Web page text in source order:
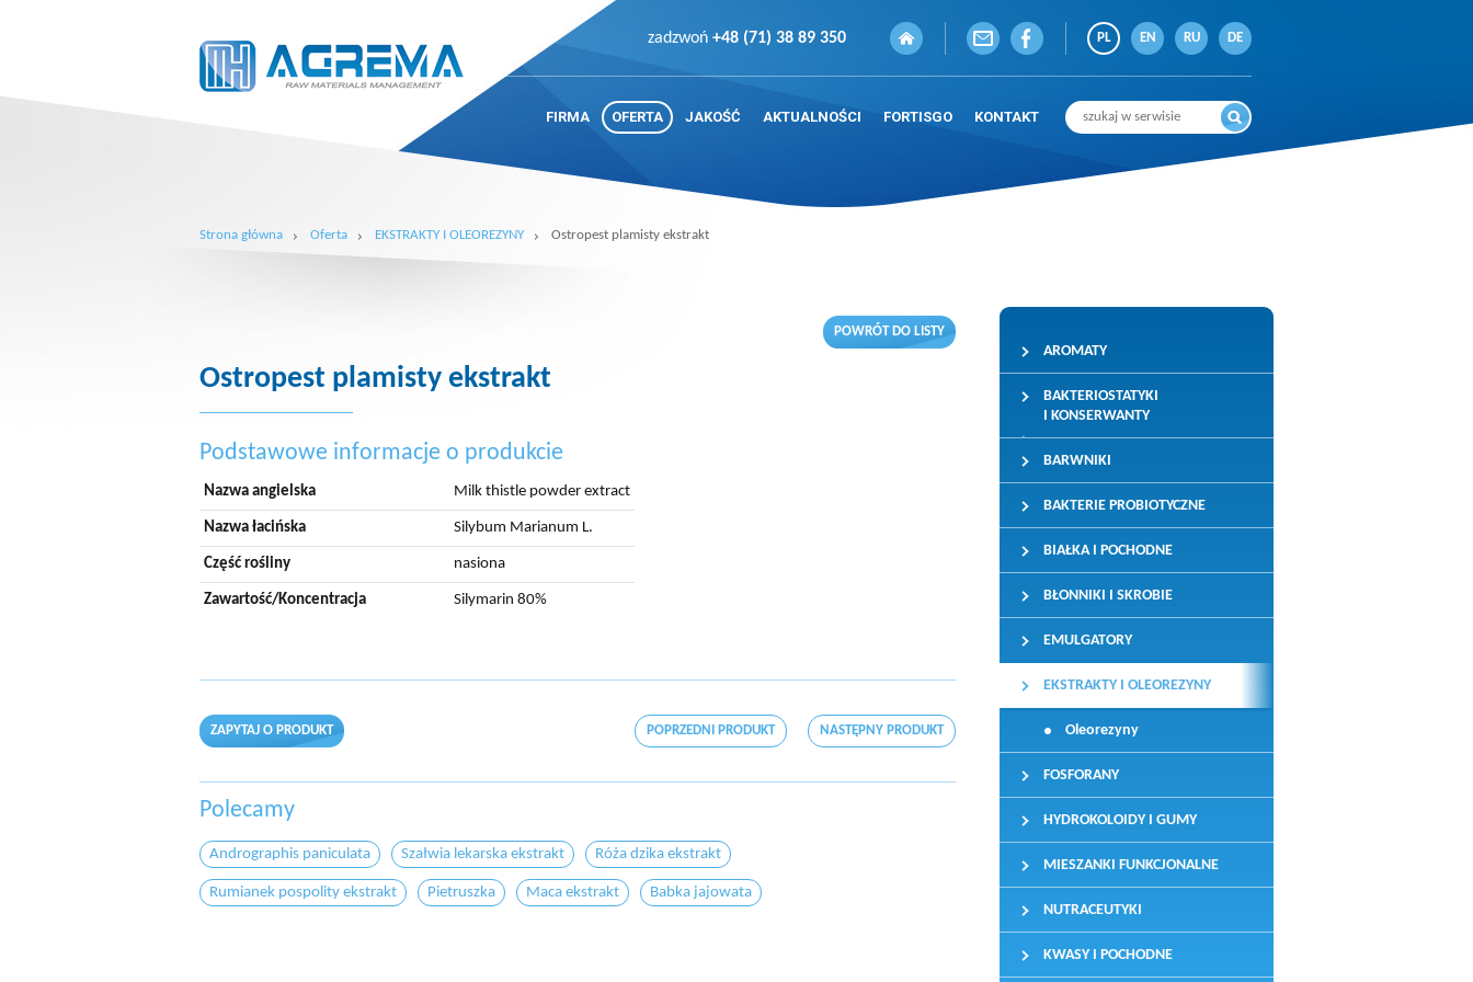
zadzwoń +48 (71) 38 89 350 PL EN RU DE
FIRMA OFERTA JAKOŚĆ AKTUALNOŚCI FORTISGO KONTAKT
Strona główna Oferta EKSTRAKTY I OLEOREZYNY Ostropest plamisty ekstrakt
AROMATY
BAKTERIOSTATYKI
I KONSERWANTY
BARWNIKI
BAKTERIE PROBIOTYCZNE
BIAŁKA I POCHODNE
BŁONNIKI I SKROBIE
EMULGATORY
EKSTRAKTY I OLEOREZYNY
Oleorezyny
FOSFORANY
HYDROKOLOIDY I GUMY
MIESZANKI FUNKCJONALNE
NUTRACEUTYKI
KWASY I POCHODNE
POWRÓT DO LISTY
Ostropest plamisty ekstrakt
Podstawowe informacje o produkcie
Nazwa angielska Milk thistle powder extract
Nazwa łacińska Silybum Marianum L.
Część rośliny nasiona
Zawartość/Koncentracja Silymarin 80%
ZAPYTAJ O PRODUKT POPRZEDNI PRODUKT NASTĘPNY PRODUKT
Polecamy
Andrographis paniculata Szałwia lekarska ekstrakt Róża dzika ekstrakt
Rumianek pospolity ekstrakt Pietruszka Maca ekstrakt Babka jajowata